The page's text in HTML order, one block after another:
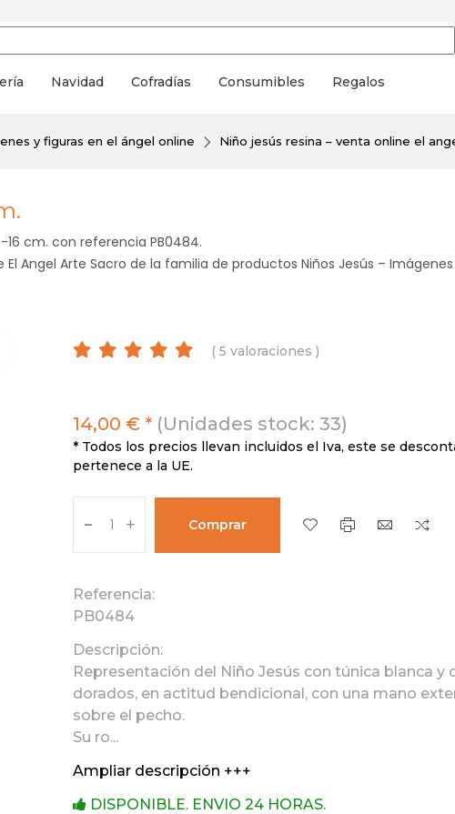
Navidad Cofradías Consumibles Regalos
y figuras en el ángel online Niño jesús resina – venta online el
cm. con referencia PB0484.
Angel Arte Sacro de la familia de productos Niños Jesús – Imágenes
( 5 valoraciones )
14,00 € * (Unidades stock: 33)
* Todos los precios llevan incluidos el Iva, este se
pertenece a la UE.
- + Comprar
Referencia:
PB0484
Descripción:
Representación del Niño Jesús con túnica blanca y
dorados, en actitud bendicional, con una mano
sobre el pecho.
Su ro...
Ampliar descripción +++
DISPONIBLE. ENVIO 24 HORAS.